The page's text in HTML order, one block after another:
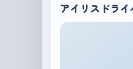
アイリスドラ